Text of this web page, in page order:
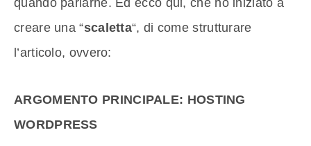
quando parlarne. Ed ecco qui, che ho iniziato a
creare una “scaletta“, di come strutturare
l’articolo, ovvero:
ARGOMENTO PRINCIPALE: HOSTING
WORDPRESS